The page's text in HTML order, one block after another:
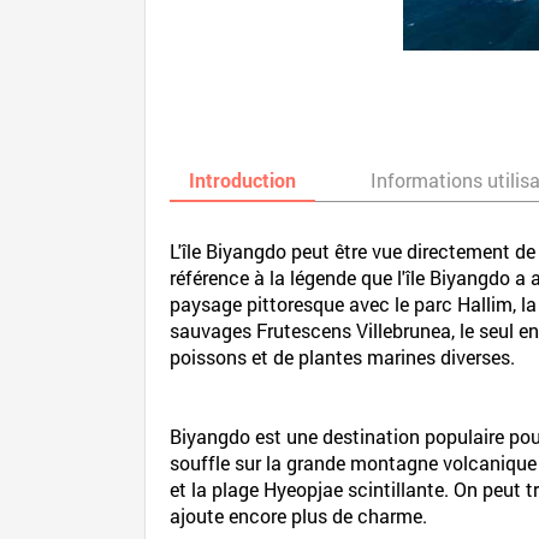
Introduction Informations
L'île Biyangdo peut être vue directement
référence à la légende que l'île Biyangdo
paysage pittoresque avec le parc Hallim,
sauvages Frutescens Villebrunea, le seul
poissons et de plantes marines diverses.
Biyangdo est une destination populaire
souffle sur la grande montagne
et la plage Hyeopjae scintillante. On peut
ajoute encore plus de charme.